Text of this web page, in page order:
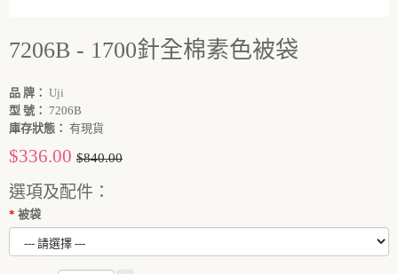
7206B - 1700針全棉素色被袋
品 牌： Uji
型 號： 7206B
庫存狀態： 有現貨
$336.00 $840.00
選項及配件：
被袋